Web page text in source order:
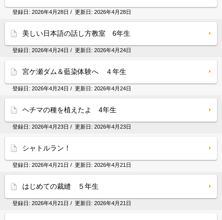
登録日: 2026年4月28日 / 更新日: 2026年4月28日
美しい日本語の話し方教室 6年生
登録日: 2026年4月24日 / 更新日: 2026年4月24日
宮ケ瀬ダム＆藍染体験へ ４年生
登録日: 2026年4月24日 / 更新日: 2026年4月24日
ヘチマの種を植えたよ 4年生
登録日: 2026年4月23日 / 更新日: 2026年4月23日
シャトルラン！
登録日: 2026年4月21日 / 更新日: 2026年4月21日
はじめての裁縫 ５年生
登録日: 2026年4月21日 / 更新日: 2026年4月21日